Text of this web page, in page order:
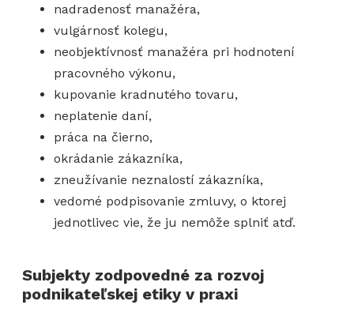
nadradenosť manažéra,
vulgárnosť kolegu,
neobjektívnosť manažéra pri hodnotení
pracovného výkonu,
kupovanie kradnutého tovaru,
neplatenie daní,
práca na čierno,
okrádanie zákazníka,
zneužívanie neznalostí zákazníka,
vedomé podpisovanie zmluvy, o ktorej
jednotlivec vie, že ju nemôže splniť atď.
Subjekty zodpovedné za rozvoj
podnikateľskej etiky v praxi